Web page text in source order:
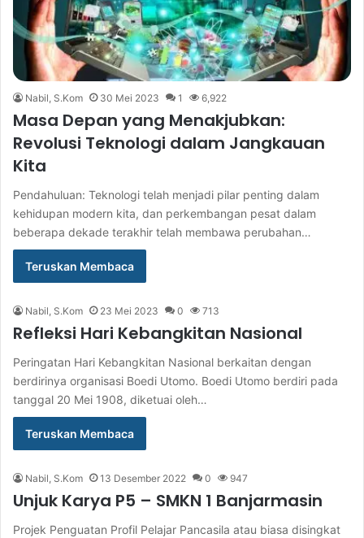
Nabil, S.Kom 30 Mei 2023 1 6,922
Masa Depan yang Menakjubkan:
Revolusi Teknologi dalam Jangkauan
Kita
Pendahuluan: Teknologi telah menjadi pilar penting dalam
kehidupan modern kita, dan perkembangan pesat dalam
beberapa dekade terakhir telah membawa perubahan…
Teruskan Membaca
Nabil, S.Kom 23 Mei 2023 0 713
Refleksi Hari Kebangkitan Nasional
Peringatan Hari Kebangkitan Nasional berkaitan dengan
berdirinya organisasi Boedi Utomo. Boedi Utomo berdiri pada
tanggal 20 Mei 1908, diketuai oleh…
Teruskan Membaca
Nabil, S.Kom 13 Desember 2022 0 947
Unjuk Karya P5 – SMKN 1 Banjarmasin
Projek Penguatan Profil Pelajar Pancasila atau biasa disingkat